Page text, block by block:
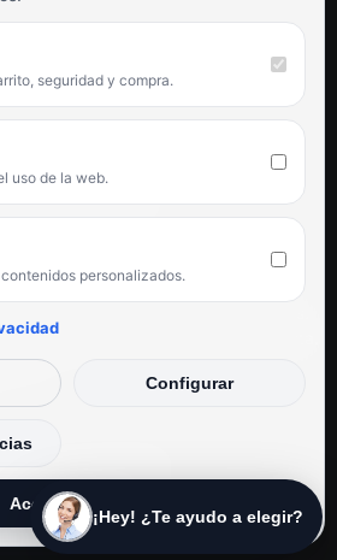
5 EN GOOGLE
ocasiones y siempre dan respuesta.
10.»
¡Hey! ¿Te ayudo a elegir?
seguridad y compra.
uso de la web.
personalizados.
Configurar
Aceptar todas